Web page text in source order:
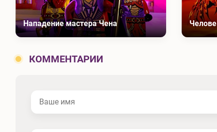
Нападение мастера Чена
КОММЕНТАРИИ